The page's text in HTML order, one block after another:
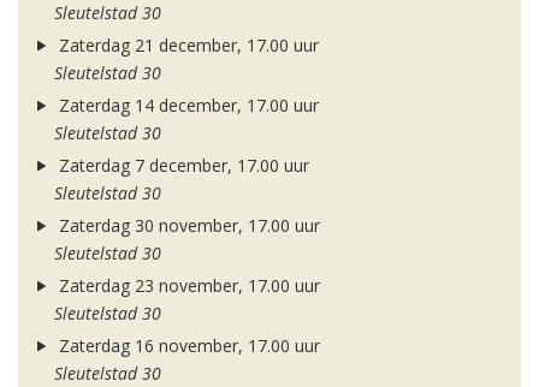
Sleutelstad 30
Zaterdag 21 december, 17.00 uur
Sleutelstad 30
Zaterdag 14 december, 17.00 uur
Sleutelstad 30
Zaterdag 7 december, 17.00 uur
Sleutelstad 30
Zaterdag 30 november, 17.00 uur
Sleutelstad 30
Zaterdag 23 november, 17.00 uur
Sleutelstad 30
Zaterdag 16 november, 17.00 uur
Sleutelstad 30